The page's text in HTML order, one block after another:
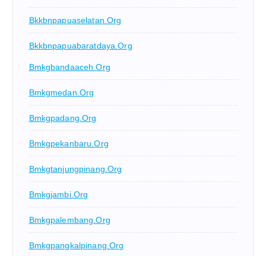
Bkkbnpapuaselatan.org
Bkkbnpapuabaratdaya.org
Bmkgbandaaceh.org
Bmkgmedan.org
Bmkgpadang.org
Bmkgpekanbaru.org
Bmkgtanjungpinang.org
Bmkgjambi.org
Bmkgpalembang.org
Bmkgpangkalpinang.org